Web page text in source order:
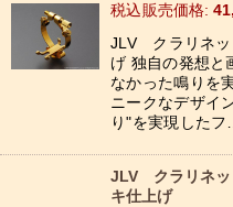
税込 :
JLV クラリネ
げ 独自の発想と
なかった鳴りを
ニークなデザイ
り"を実現した
JLV クラリネッ
キ仕上げ